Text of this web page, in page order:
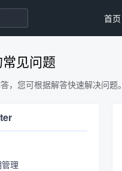
首页
见问题
，您可根据解答快速解决问题。
理